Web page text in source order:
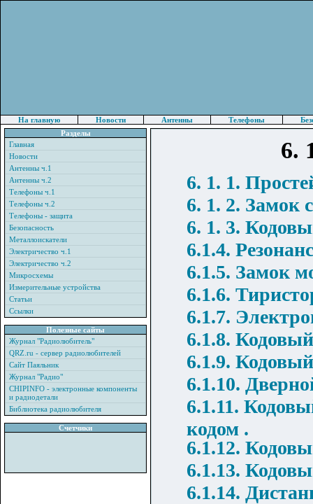
На главную Новости Антенны Телефоны
Разделы
Главная
Новости
Антенны ч.1
Антенны ч.2
Телефоны ч.1
Телефоны ч.2
Телефоны - защита
Безопасность
Металлоискатели
Электричество ч.1
Электричество ч.2
Микросхемы
Измерительные устройства
Статьи
Ссылки
Полезные сайты
Журнал "Радиолюбитель"
QRZ.ru - сервер радиолюбителей
Сайт Паяльник
Журнал "Радио"
CHIPINFO - электронные компоненты
и радиодетали
Библиотека радиолюбителя
Счетчики
6.
6. 1. 1.
6. 1. 2.
6. 1. 3.
6.1.4.
6.1.5. Замок
6.1.6.
6.1.7.
6.1.8.
6.1.9.
6.1.10.
6.1.11.
кодом .
6.1.12.
6.1.13.
6.1.14.